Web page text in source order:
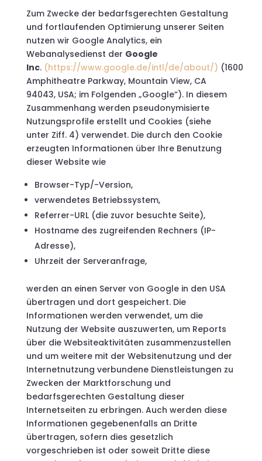
Zum Zwecke der bedarfsgerechten Gestaltung
und fortlaufenden Optimierung unserer Seiten
nutzen wir Google Analytics, ein
Webanalysedienst der Google
Inc. (https://www.google.de/intl/de/about/) (1600
Amphitheatre Parkway, Mountain View, CA
94043, USA; im Folgenden „Google“). In diesem
Zusammenhang werden pseudonymisierte
Nutzungsprofile erstellt und Cookies (siehe
unter Ziff. 4) verwendet. Die durch den Cookie
erzeugten Informationen über Ihre Benutzung
dieser Website wie
Browser-Typ/-Version,
verwendetes Betriebssystem,
Referrer-URL (die zuvor besuchte Seite),
Hostname des zugreifenden Rechners (IP-
Adresse),
Uhrzeit der Serveranfrage,
werden an einen Server von Google in den USA
übertragen und dort gespeichert. Die
Informationen werden verwendet, um die
Nutzung der Website auszuwerten, um Reports
über die Websiteaktivitäten zusammenzustellen
und um weitere mit der Websitenutzung und der
Internetnutzung verbundene Dienstleistungen zu
Zwecken der Marktforschung und
bedarfsgerechten Gestaltung dieser
Internetseiten zu erbringen. Auch werden diese
Informationen gegebenenfalls an Dritte
übertragen, sofern dies gesetzlich
vorgeschrieben ist oder soweit Dritte diese